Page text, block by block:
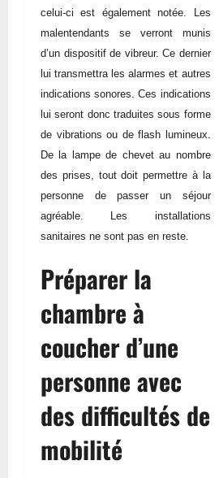
celui-ci est également notée. Les
malentendants se verront munis
d’un dispositif de vibreur. Ce dernier
lui transmettra les alarmes et autres
indications sonores. Ces indications
lui seront donc traduites sous forme
de vibrations ou de flash lumineux.
De la lampe de chevet au nombre
des prises, tout doit permettre à la
personne de passer un séjour
agréable. Les installations
sanitaires ne sont pas en reste.
Préparer la
chambre à
coucher d’une
personne avec
des difficultés de
mobilité